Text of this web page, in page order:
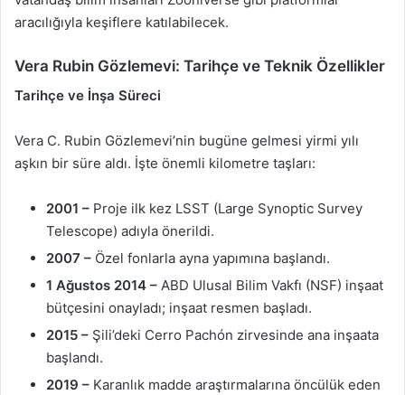
aracılığıyla keşiflere katılabilecek.
Vera Rubin Gözlemevi: Tarihçe ve Teknik Özellikler
Tarihçe ve İnşa Süreci
Vera C. Rubin Gözlemevi’nin bugüne gelmesi yirmi yılı
aşkın bir süre aldı. İşte önemli kilometre taşları:
2001 – Proje ilk kez LSST (Large Synoptic Survey
Telescope) adıyla önerildi.
2007 – Özel fonlarla ayna yapımına başlandı.
1 Ağustos 2014 – ABD Ulusal Bilim Vakfı (NSF) inşaat
bütçesini onayladı; inşaat resmen başladı.
2015 – Şili’deki Cerro Pachón zirvesinde ana inşaata
başlandı.
2019 – Karanlık madde araştırmalarına öncülük eden